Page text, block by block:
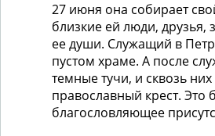
27 июня она собирает
близкие ей люди, друзья,
ее души. Служащий в
пустом храме. А после
темные тучи, и сквозь
православный крест.
благословляющее